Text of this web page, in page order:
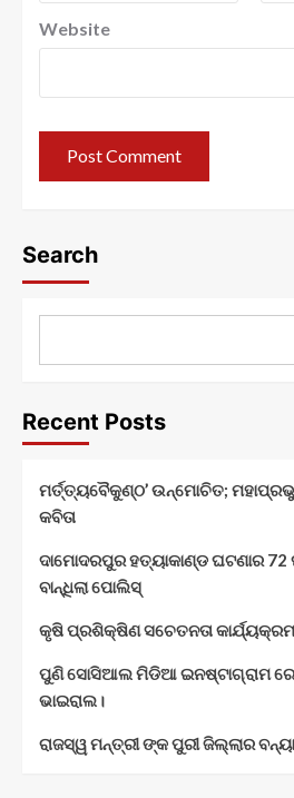
Website
Search
Recent Posts
ମର୍ତ୍ତ୍ୟବୈକୁଣ୍ଠ’ ଉନ୍ମୋଚିତ;
କବିତା
ଦାମୋଦରପୁର ହତ୍ୟାକାଣ୍ଡ ଘଟଣାର 72
ବାନ୍ଧିଲା ପୋଲିସ୍
କୃଷି ପ୍ରଶିକ୍ଷିଣ ସଚେତନତା କାର୍ଯ୍ୟକ୍ରମ
ପୁଣି ସୋସିଆଲ ମିଡିଆ ଇନଷ୍ଟାଗ୍ରାମ
ଭାଇରାଲ।
ରାଜସ୍ୱ ମନ୍ତ୍ରୀ ଙ୍କ ପୁରୀ ଜିଲ୍ଲାର